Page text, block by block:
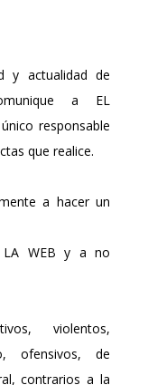
y actualidad de
a EL
responsable
que realice.
a hacer un
LA WEB y a no
violentos,
ofensivos, de
contrarios a la